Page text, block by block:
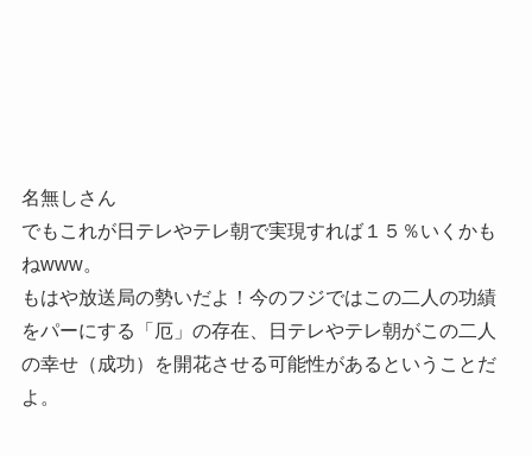
名無しさん
でもこれが日テレやテレ朝で実現すれば１５％いくかも
ねwww。
もはや放送局の勢いだよ！今のフジではこの二人の功績
をパーにする「厄」の存在、日テレやテレ朝がこの二人
の幸せ（成功）を開花させる可能性があるということだ
よ。